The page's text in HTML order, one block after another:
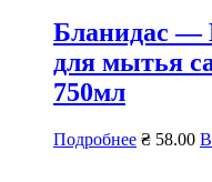
Бланидас —
для мытья
750мл
Подробнее ₴ 58.00 В